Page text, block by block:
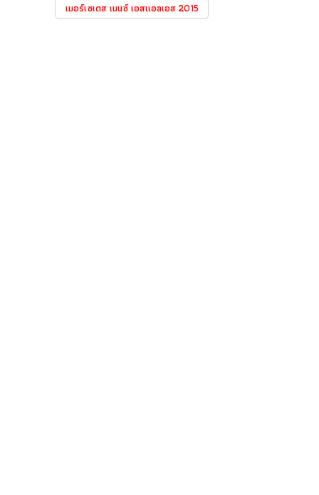
เมอร์เซเดส เบนซ์ เอสแอลเอส 2015